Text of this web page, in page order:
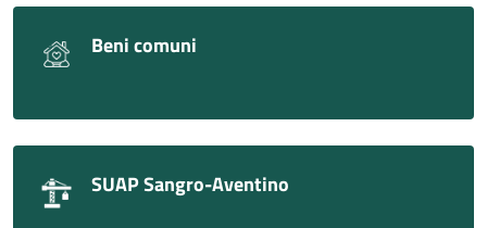
Beni comuni
SUAP Sangro-Aventino